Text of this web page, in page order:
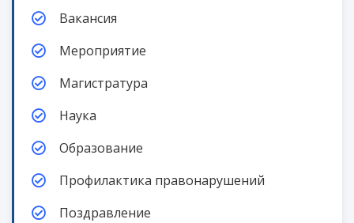
Вакансия
Мероприятие
Магистратура
Наука
Образование
Профилактика правонарушений
Поздравление